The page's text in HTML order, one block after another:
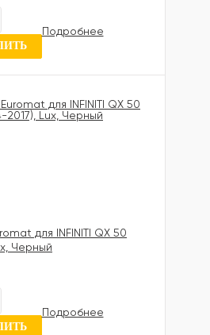
0 отзывовПодробнее
для INFINITI QX 50
Черный
0 отзывовПодробнее